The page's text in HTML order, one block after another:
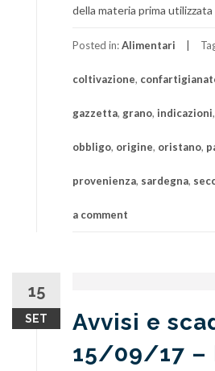
della materia prima
Posted in:Alimentari
coltivazione,
gazzetta, grano, indicazioni,
obbligo, origine, oristano,
provenienza, sardegna,
a comment
15
SET
Avvisi e
15/09/17 –